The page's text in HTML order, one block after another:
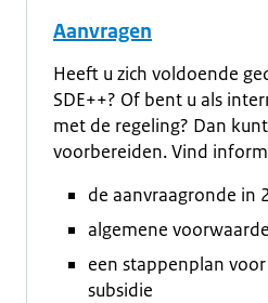
Aanvragen
Heeft u zich voldoende
SDE++? Of bent u als
met de regeling? Dan
voorbereiden. Vind
de aanvraagronde in
algemene
een stappenplan
subsidie